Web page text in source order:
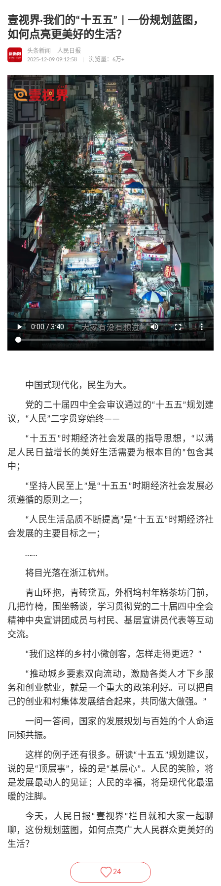
壹视界·我们的“十五五” | 一份规划蓝图，
如何点亮更美好的生活？
头条新闻
人民日报
2025-12-09 09:12:58
浏览量：6万+
中国式现代化，民生为大。
党的二十届四中全会审议通过的“十五五”规划建
议，“人民”二字贯穿始终——
“十五五”时期经济社会发展的指导思想，“以满
足人民日益增长的美好生活需要为根本目的”包含其
中；
“坚持人民至上”是“十五五”时期经济社会发展必
须遵循的原则之一；
“人民生活品质不断提高”是“十五五”时期经济社
会发展的主要目标之一；
……
将目光落在浙江杭州。
青山环抱，青砖黛瓦，外桐坞村年糕茶坊门前，
几把竹椅，围坐畅谈，学习贯彻党的二十届四中全会
精神中央宣讲团成员与村民、基层宣讲员代表等互动
交流。
“我们这样的乡村小微创客，怎样走得更远？”
“推动城乡要素双向流动，激励各类人才下乡服
务和创业就业，就是一个重大的政策利好。可以把自
己的创业和村集体发展结合起来，共同做大做强。”
一问一答间，国家的发展规划与百姓的个人命运
同频共振。
这样的例子还有很多。研读“十五五”规划建议，
说的是“顶层事”，操的是“基层心”。人民的笑脸，将
是发展最动人的见证；人民的幸福，将是现代化最温
暖的注脚。
今天，人民日报“壹视界”栏目就和大家一起聊
聊，这份规划蓝图，如何点亮广大人民群众更美好的
生活？
24